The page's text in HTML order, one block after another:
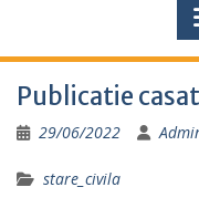
Publicatie
29/06/2022
stare_civila